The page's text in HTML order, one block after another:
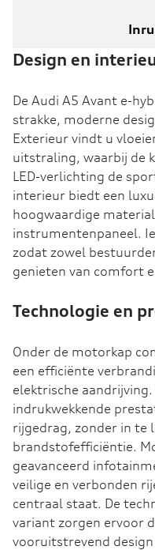
Design en
De Audi A5 Avant e-
strakke, moderne
Exterieur vindt u
uitstraling, waarbij de
LED-verlichting de
interieur biedt een
hoogwaardige
instrumentenpaneel.
zodat zowel
genieten van comfort
Technologie en
Onder de motorkap
een efficiënte
elektrische
indrukwekkende
rijgedrag, zonder in te
brandstofefficiëntie.
geavanceerd
veilige en verbonden
centraal staat. De
variant zorgen ervoor
vooruitstrevend